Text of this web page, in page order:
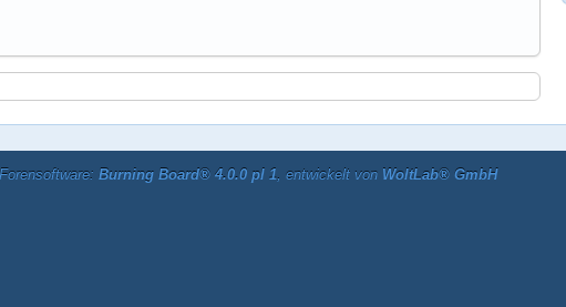
Forensoftware: Burning Board® 4.0.0 pl 1, entwickelt von WoltLab® GmbH